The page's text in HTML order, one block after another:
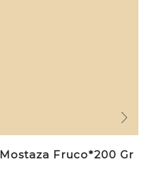
Mostaza Fruco*200 Gr